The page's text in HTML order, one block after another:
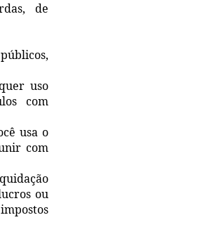
de
uso
com
usa o
com
ou